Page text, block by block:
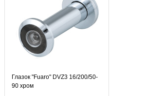
Глазок "Fuaro" DVZ3 16/200/50-
90 хром